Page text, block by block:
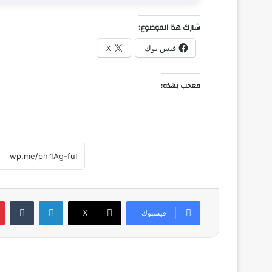
شارك هذا الموضوع:
فيس بوك X
معجب بهذه:
فيسبوك ‫X
لينكدإن